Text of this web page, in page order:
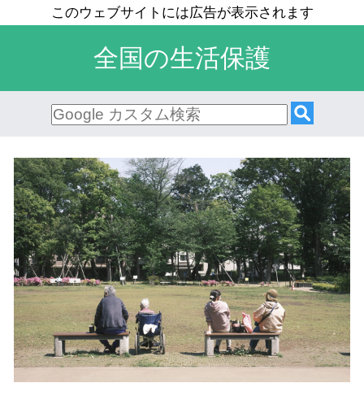
全国の生活保護